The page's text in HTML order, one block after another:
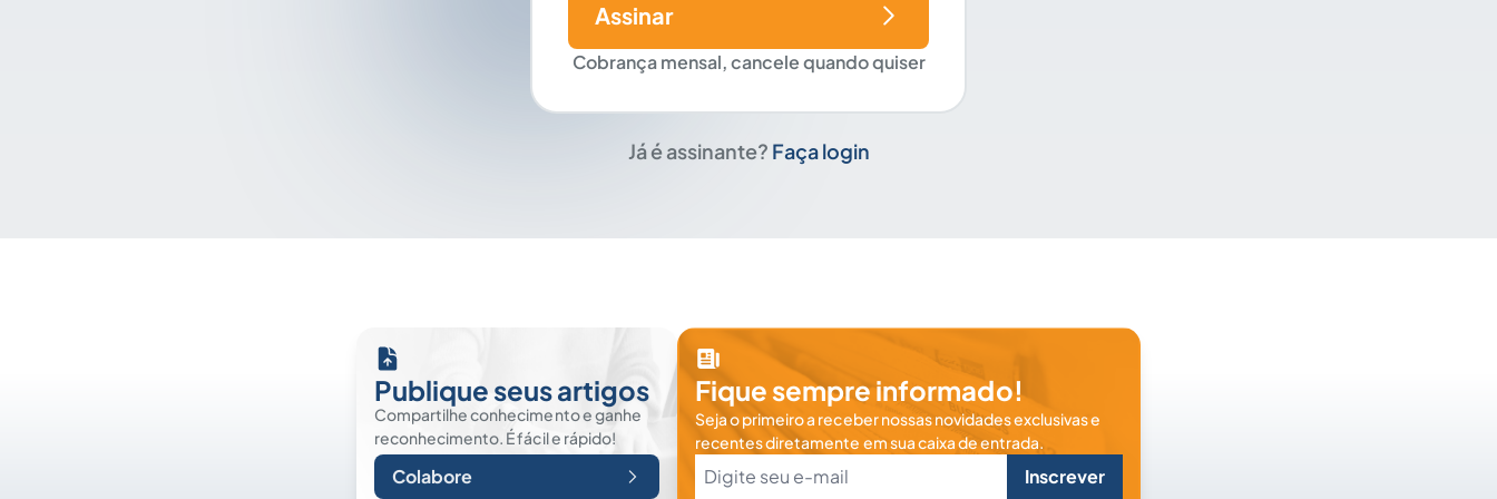
Cobrança mensal, cancele quando quiser
Assinar
Já é assinante? Faça login
Publique seus artigos
Compartilhe conhecimento e ganhe
reconhecimento. É fácil e rápido!
Colabore
Fique sempre informado!
Seja o primeiro a receber nossas novidades exclusivas e
recentes diretamente em sua caixa de entrada.
Inscrever